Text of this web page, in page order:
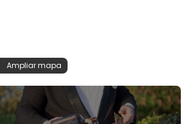
Ampliar mapa